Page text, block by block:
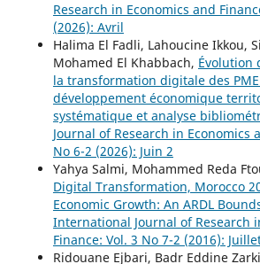
Research in Economics and
(2026): Avril
Halima El Fadli, Lahoucine Ikkou,
Mohamed El Khabbach, Évolution
la transformation digitale des
développement économique
systématique et analyse
Journal of Research in Economics
No 6-2 (2026): Juin 2
Yahya Salmi, Mohammed Reda
Digital Transformation, Morocco
Economic Growth: An ARDL
International Journal of Research
Finance: Vol. 3 No 7-2 (2016):
Ridouane Ejbari, Badr Eddine